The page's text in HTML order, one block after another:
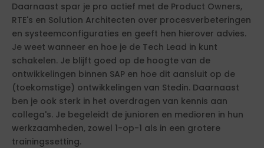
Daarnaast spar je pro actief met de Product Owners,
RTE's en Solution Architecten over procesverbeteringen
en systeemconfiguraties en geeft hen hierover advies.
Je weet wanneer en hoe je de Tech Lead in kunt
schakelen. Je blijft goed op de hoogte van de
ontwikkelingen binnen SAP en hoe dit aansluit op de
(toekomstige) ontwikkelingen van Stedin. Daarnaast
ben je ook sterk in het overdragen van kennis aan
collega's. Je begeleidt de junioren en medioren in hun
werkzaamheden, zowel 1-op-1 als in een grotere
trainingssetting.